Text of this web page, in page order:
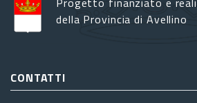
della Provincia di Avellino
CONTATTI